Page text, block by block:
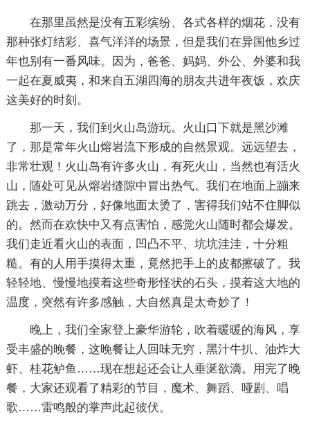
在那里虽然是没有五彩缤纷、各式各样的烟花，没有
那种张灯结彩、喜气洋洋的场景，但是我们在异国他乡过
年也别有一番风味。因为，爸爸、妈妈、外公、外婆和我
一起在夏威夷，和来自五湖四海的朋友共进年夜饭，欢庆
这美好的时刻。
那一天，我们到火山岛游玩。火山口下就是黑沙滩
了，那是常年火山熔岩流下形成的自然景观。远远望去，
非常壮观！火山岛有许多火山，有死火山，当然也有活火
山，随处可见从熔岩缝隙中冒出热气。我们在地面上蹦来
跳去，激动万分，好像地面太烫了，害得我们站不住脚似
的。然而在欢快中又有点害怕，感觉火山随时都会爆发。
我们走近看火山的表面，凹凸不平、坑坑洼洼，十分粗
糙。有的人用手摸得太重，竟然把手上的皮都擦破了。我
轻轻地、慢慢地摸着这些奇形怪状的石头，摸着这大地的
温度，突然有许多感触，大自然真是太奇妙了！
晚上，我们全家登上豪华游轮，吹着暖暖的海风，享
受丰盛的晚餐，这晚餐让人回味无穷，黑汁牛扒、油炸大
虾、桂花鲈鱼……现在想起还会让人垂涎欲滴。用完了晚
餐，大家还观看了精彩的节目，魔术、舞蹈、哑剧、唱
歌……雷鸣般的掌声此起彼伏。